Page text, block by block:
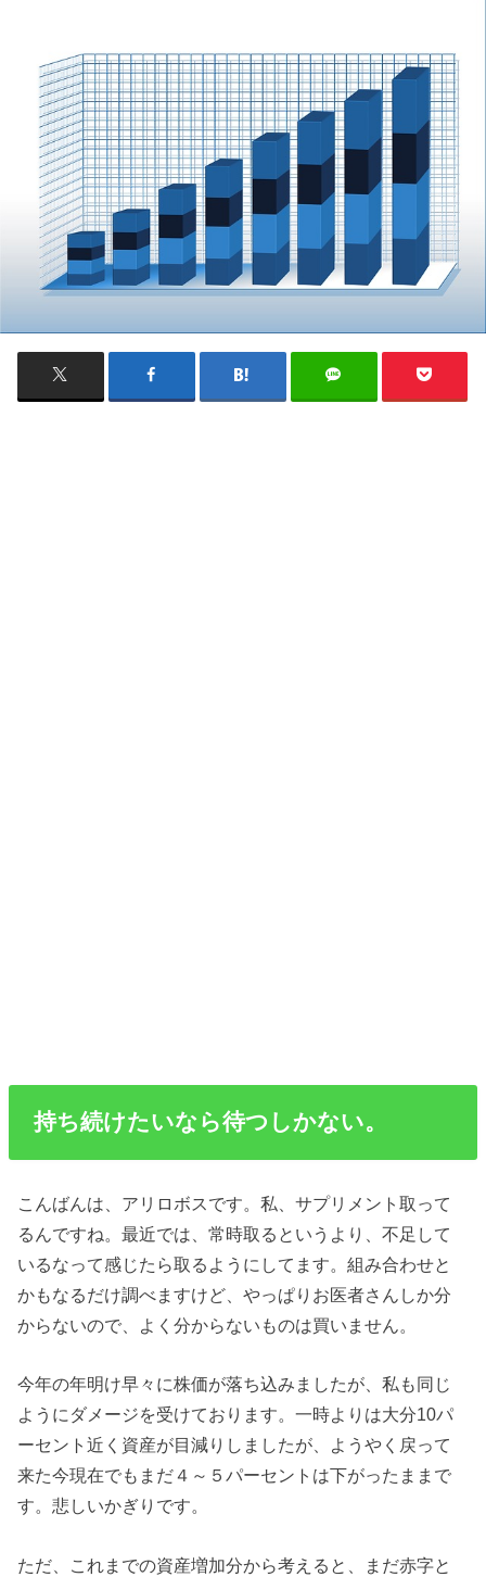
持ち続けたいなら待つしかない。
こんばんは、アリロボスです。私、サプリメント取って
るんですね。最近では、常時取るというより、不足して
いるなって感じたら取るようにしてます。組み合わせと
かもなるだけ調べますけど、やっぱりお医者さんしか分
からないので、よく分からないものは買いません。
今年の年明け早々に株価が落ち込みましたが、私も同じ
ようにダメージを受けております。一時よりは大分10パ
ーセント近く資産が目減りしましたが、ようやく戻って
来た今現在でもまだ４～５パーセントは下がったままで
す。悲しいかぎりです。
ただ、これまでの資産増加分から考えると、まだ赤字と